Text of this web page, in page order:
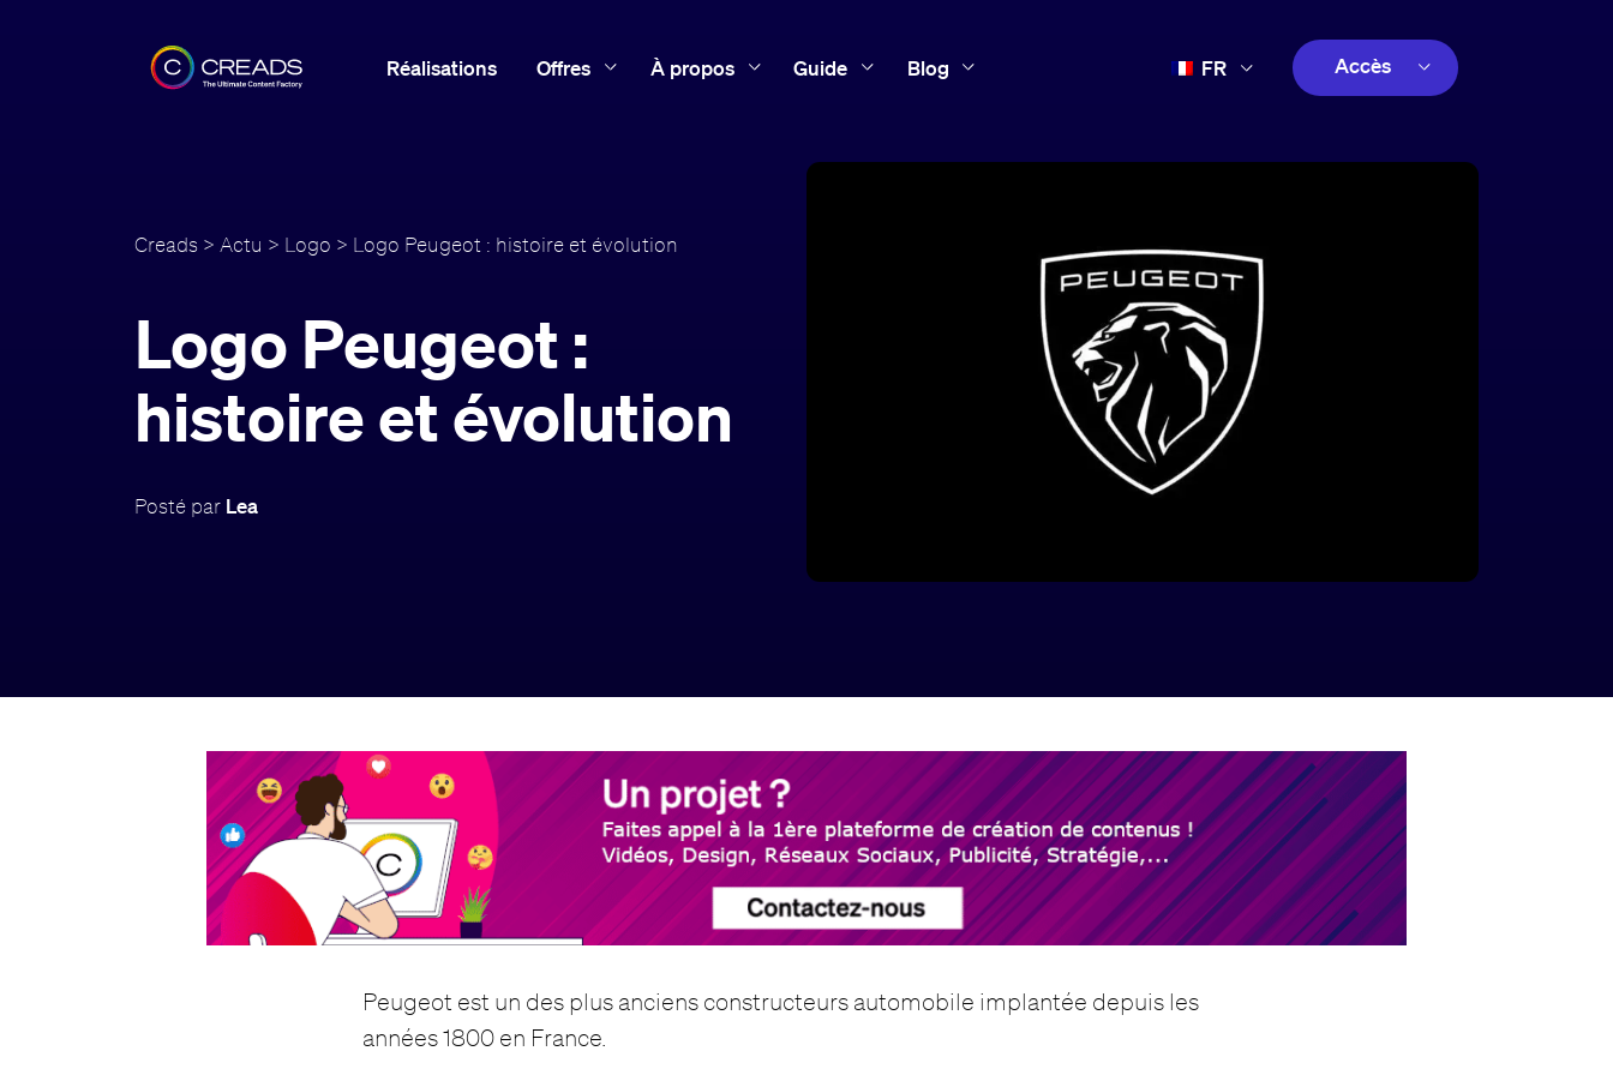
Réalisations Offres À propos Guide Blog FR
ES
Accès
Creads > Actu > Logo > Logo Peugeot : histoire et évolution
Logo Peugeot :
histoire et évolution
Posté par Lea
Peugeot est un des plus anciens constructeurs automobile implantée depuis les
années 1800 en France.